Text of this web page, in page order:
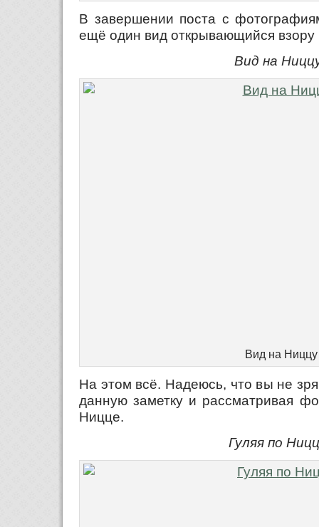
В завершении поста с
ещё один вид открывающийся взору
Вид на
Вид на Ниццу
На этом всё. Надеюсь, что вы не
данную заметку и рассматривая
Ницце.
Гуляя по